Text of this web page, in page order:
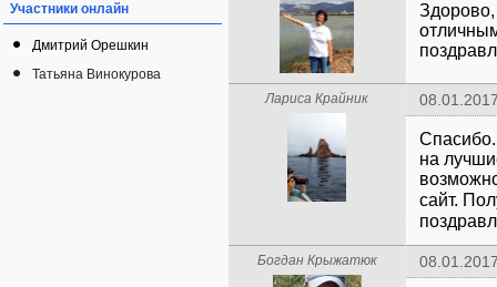
Участники онлайн
Дмитрий Орешкин
Татьяна Винокурова
Лариса Крайник
Спасибо.
на
сайт.
Богдан Крыжатюк